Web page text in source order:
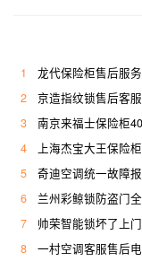
1
龙代保险柜售后服
2
京造指纹锁售后客
3
南京来福士保险柜
4
上海杰宝大王保险柜
5
奇迪空调统一故障
6
兰州彩鲸锁防盗门
7
帅荣智能锁坏了上
8
一村空调客服售后